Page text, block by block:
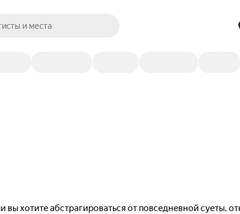
и места
хотите абстрагироваться от повседневной суеты,